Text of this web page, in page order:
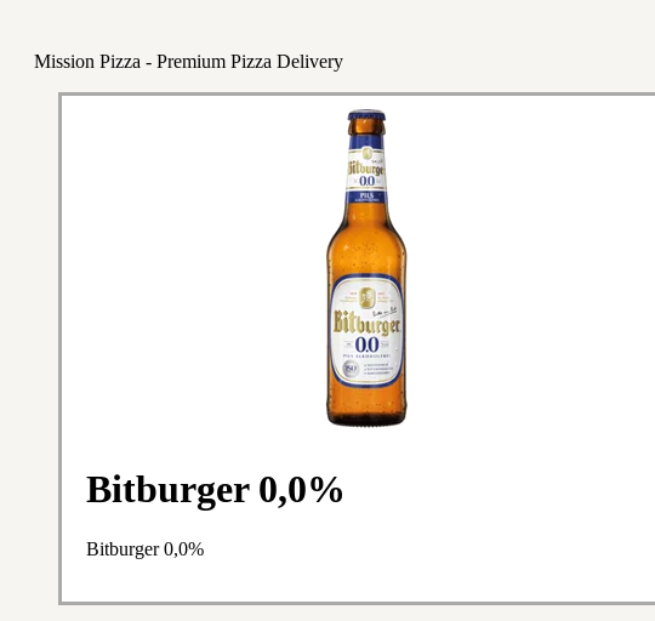
Mission Pizza - Premium Pizza Delivery
Bitburger 0,0%
Bitburger 0,0%